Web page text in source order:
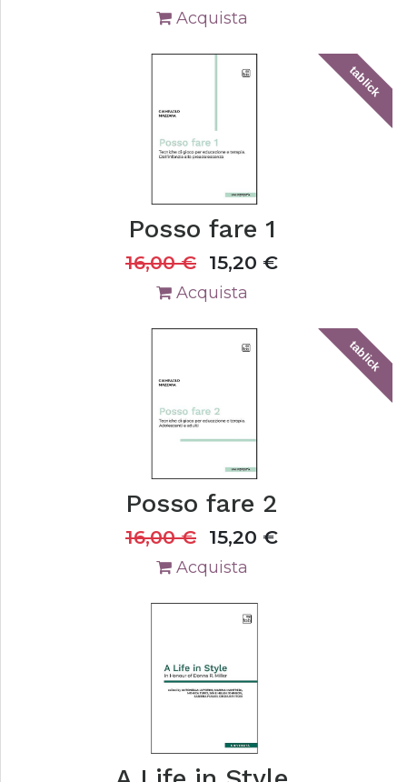
Acquista
tablick
Posso fare 1
16,00€ 15,20 €
Acquista
tablick
Posso fare 2
16,00€ 15,20 €
Acquista